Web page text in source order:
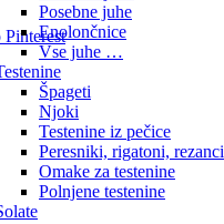
Posebne juhe
Enolončnice
Vse juhe …
Špageti
Njoki
Testenine iz pečice
Peresniki, rigatoni, rezanci
Omake za testenine
Polnjene testenine